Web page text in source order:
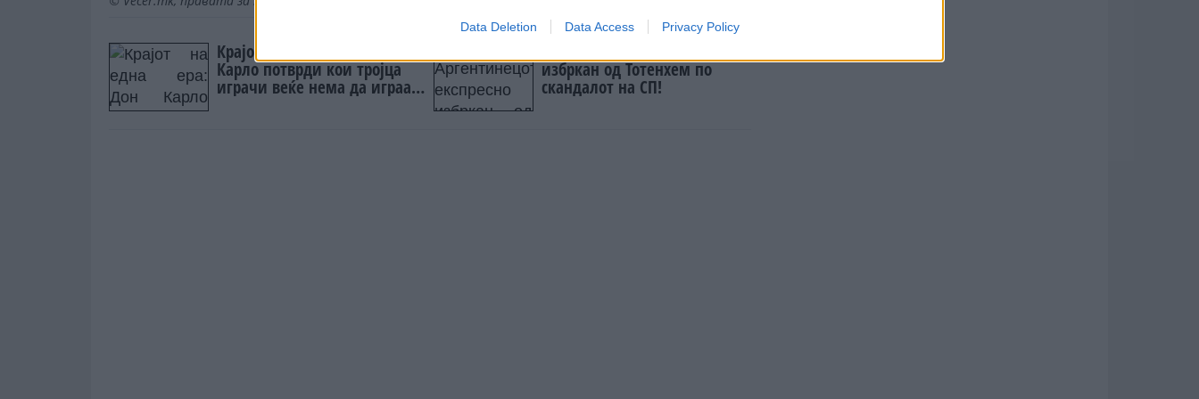
Data Deletion Data Access Privacy Policy
Крајот на една ера: Дон
Карло потврди кои тројца
играчи веќе нема да играат
за Бразил!
избркан од Тотенхем по
скандалот на СП!